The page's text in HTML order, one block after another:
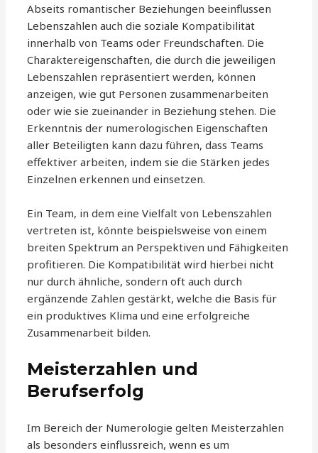
Abseits romantischer Beziehungen beeinflussen
Lebenszahlen auch die soziale Kompatibilität
innerhalb von Teams oder Freundschaften. Die
Charaktereigenschaften, die durch die jeweiligen
Lebenszahlen repräsentiert werden, können
anzeigen, wie gut Personen zusammenarbeiten
oder wie sie zueinander in Beziehung stehen. Die
Erkenntnis der numerologischen Eigenschaften
aller Beteiligten kann dazu führen, dass Teams
effektiver arbeiten, indem sie die Stärken jedes
Einzelnen erkennen und einsetzen.
Ein Team, in dem eine Vielfalt von Lebenszahlen
vertreten ist, könnte beispielsweise von einem
breiten Spektrum an Perspektiven und Fähigkeiten
profitieren. Die Kompatibilität wird hierbei nicht
nur durch ähnliche, sondern oft auch durch
ergänzende Zahlen gestärkt, welche die Basis für
ein produktives Klima und eine erfolgreiche
Zusammenarbeit bilden.
Meisterzahlen und
Berufserfolg
Im Bereich der Numerologie gelten Meisterzahlen
als besonders einflussreich, wenn es um